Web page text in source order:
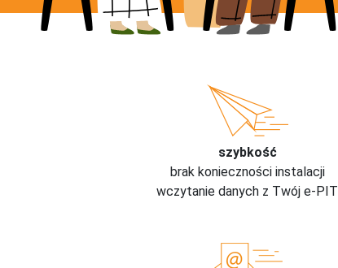
szybkość
brak konieczności instalacji
wczytanie danych z Twój e-PIT